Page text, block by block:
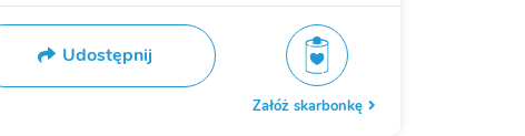
Udostępnij
Załóż skarbonkę